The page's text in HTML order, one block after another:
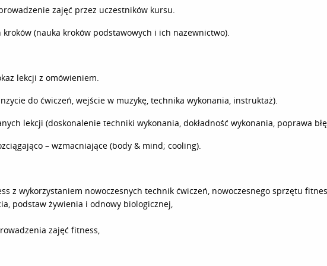
zajęć przez uczestników kursu.
(nauka kroków podstawowych i ich nazewnictwo).
lekcji z omówieniem.
do ćwiczeń, wejście w muzykę, technika wykonania, instruktaż).
lekcji (doskonalenie techniki wykonania, dokładność wykonania, poprawa
– wzmacniające (body & mind; cooling).
z wykorzystaniem nowoczesnych technik ćwiczeń, nowoczesnego sprzętu
podstaw żywienia i odnowy biologicznej,
zajęć fitness,